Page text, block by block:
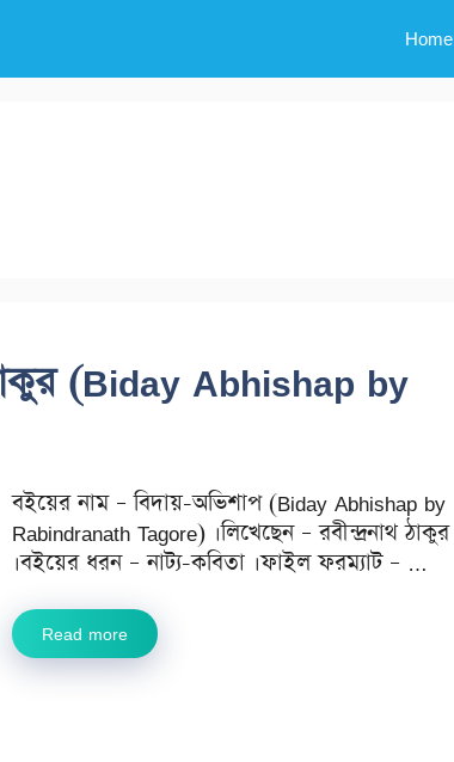
Home
(Biday Abhishap by
বইয়ের নাম – বিদায়-অভিশাপ (Biday Abhishap by
Rabindranath Tagore) ।লিখেছেন – রবীন্দ্রনাথ ঠাকুর
।বইয়ের ধরন – নাট্য-কবিতা ।ফাইল ফরম্যাট – …
Read more